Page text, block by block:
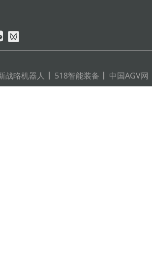
战略机器人 518智能装备 中国AGV网